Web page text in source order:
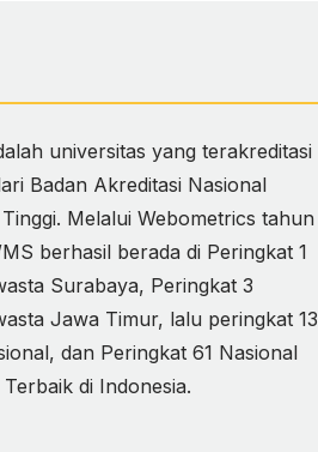
universitas yang terakreditasi
Badan Akreditasi Nasional
Melalui Webometrics tahun
berhasil berada di Peringkat 1
Surabaya, Peringkat 3
Jawa Timur, lalu peringkat 13
dan Peringkat 61 Nasional
di Indonesia.